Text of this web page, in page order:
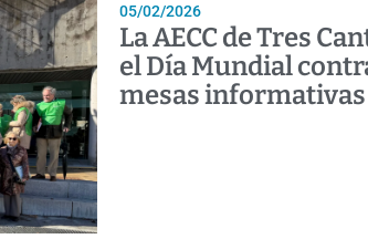
05/02/2026
La AECC de Tres
el Día Mundial
mesas